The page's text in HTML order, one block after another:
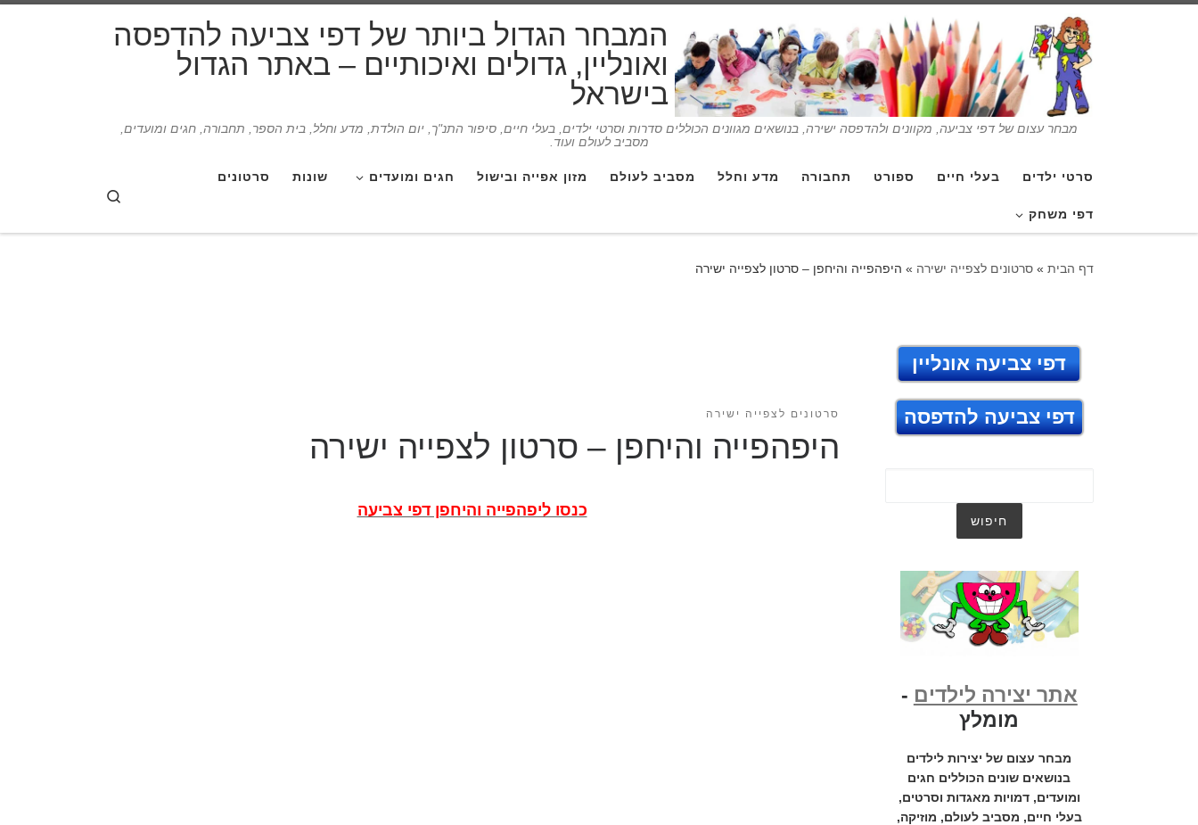
המבחר הגדול ביותר של דפי צביעה להדפסה
ואונליין, גדולים ואיכותיים – באתר הגדול
בישראל
מבחר עצום של דפי צביעה, מקוונים ולהדפסה ישירה, בנושאים מגוונים הכוללים סדרות וסרטי ילדים, בעלי חיים, סיפור התנ"ך, יום הולדת, מדע וחלל, בית הספר, תחבורה, חגים ומועדים,
מסביב לעולם ועוד.
סרטי ילדים בעלי חיים ספורט תחבורה מדע וחלל מסביב לעולם מזון אפייה ובישול חגים ומועדים שונות סרטונים
דפי משחק
דף הבית » סרטונים לצפייה ישירה » היפהפייה והיחפן – סרטון לצפייה ישירה
סרטונים לצפייה ישירה
היפהפייה והיחפן – סרטון לצפייה ישירה
כנסו ליפהפייה והיחפן דפי צביעה
דפי צביעה אונליין
דפי צביעה להדפסה
אתר יצירה לילדים -
מומלץ
מבחר עצום של יצירות לילדים
בנושאים שונים הכוללים חגים
ומועדים, דמויות מאגדות וסרטים,
בעלי חיים, מסביב לעולם, מוזיקה,